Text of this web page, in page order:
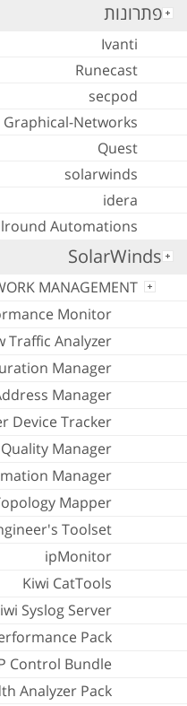
פתרונות
Ivanti
Runecast
secpod
Graphical-Networks
Quest
solarwinds
idera
Automations
SolarWinds
MANAGEMENT
Monitor
Traffic Analyzer
Manager
Manager
Device Tracker
Manager
Manager
Mapper
Toolset
ipMonitor
Kiwi CatTools
Syslog Server
Pack
Control Bundle
Analyzer Pack